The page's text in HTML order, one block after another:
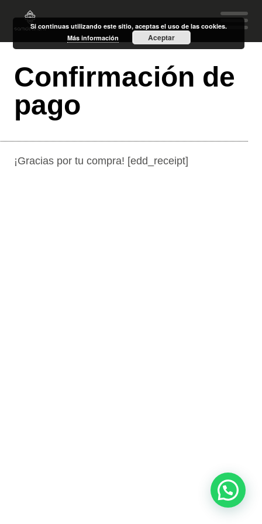
Confirmación de
pago
¡Gracias por tu compra! [edd_receipt]
Si continuas utilizando este sitio, aceptas el uso de las cookies.
Más información
Aceptar